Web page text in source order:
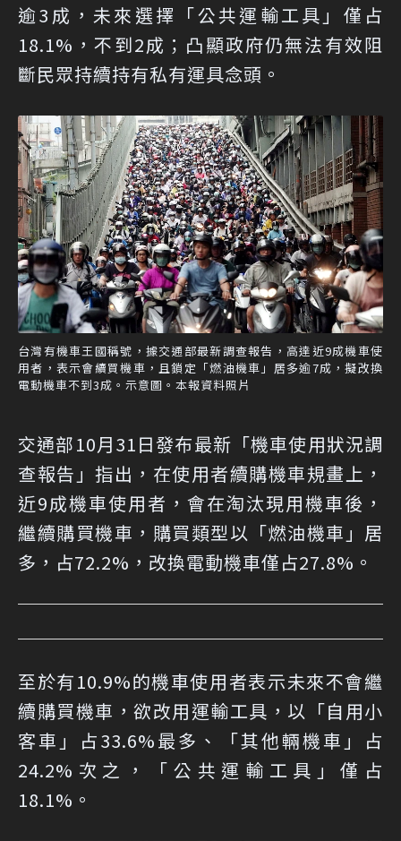
逾3成，未來選擇「公共運輸工具」僅占
18.1%，不到2成；凸顯政府仍無法有效阻
斷民眾持續持有私有運具念頭。
台灣有機車王國稱號，據交通部最新調查報告，高達近9成機車使
用者，表示會續買機車，且鎖定「燃油機車」居多逾7成，擬改換
電動機車不到3成。示意圖。本報資料照片
交通部10月31日發布最新「機車使用狀況調
查報告」指出，在使用者續購機車規畫上，
近9成機車使用者，會在淘汰現用機車後，
繼續購買機車，購買類型以「燃油機車」居
多，占72.2%，改換電動機車僅占27.8%。
至於有10.9%的機車使用者表示未來不會繼
續購買機車，欲改用運輸工具，以「自用小
客車」占33.6%最多、「其他輛機車」占
24.2%次之，「公共運輸工具」僅占
18.1%。